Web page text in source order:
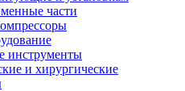
части
инструменты
и хирургические